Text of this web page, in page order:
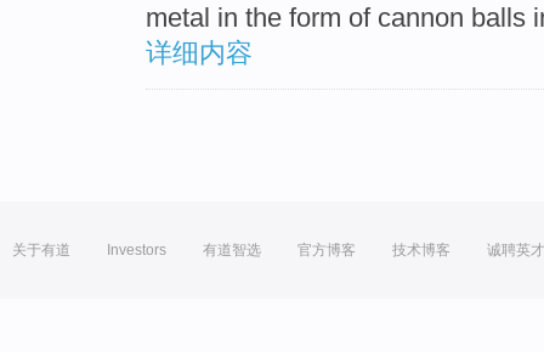
metal in the form of cannon balls
详细内容
关于有道 Investors 有道智选 官方博客 技术博客 诚聘英才